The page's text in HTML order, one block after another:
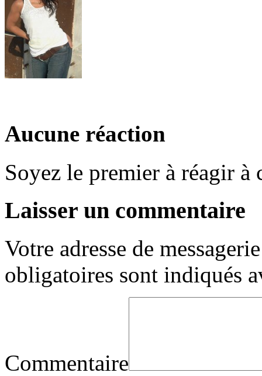
Aucune réaction
Soyez le premier à réagir à
Laisser un commentaire
Votre adresse de
obligatoires sont indiqués
Commentaire